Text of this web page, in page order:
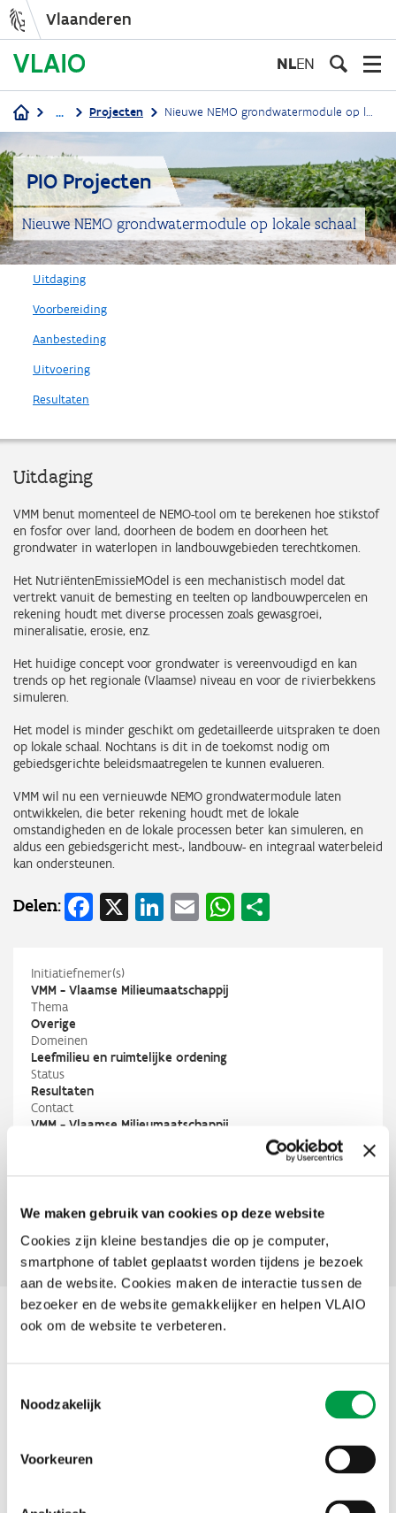
We maken gebruik van cookies op deze website
Cookies zijn kleine bestandjes die op je computer,
smartphone of tablet geplaatst worden tijdens je bezoek
aan de website. Cookies maken de interactie tussen de
bezoeker en de website gemakkelijker en helpen VLAIO
ook om de website te verbeteren.
Noodzakelijk
Voorkeuren
inhoud
Vlaanderen
NLEN
Kruimelpad
... Projecten Nieuwe NEMO grondwatermodule op lokale schaal
PIO Projecten
Nieuwe NEMO grondwatermodule op lokale schaal
Uitdaging
Voorbereiding
Aanbesteding
Uitvoering
Resultaten
Uitdaging
VMM benut momenteel de NEMO-tool om te berekenen hoe stikstof
en fosfor over land, doorheen de bodem en doorheen het
grondwater in waterlopen in landbouwgebieden terechtkomen.
Het NutriëntenEmissieMOdel is een mechanistisch model dat
vertrekt vanuit de bemesting en teelten op landbouwpercelen en
rekening houdt met diverse processen zoals gewasgroei,
mineralisatie, erosie, enz.
Het huidige concept voor grondwater is vereenvoudigd en kan
trends op het regionale (Vlaamse) niveau en voor de rivierbekkens
simuleren.
Het model is minder geschikt om gedetailleerde uitspraken te doen
op lokale schaal. Nochtans is dit in de toekomst nodig om
gebiedsgerichte beleidsmaatregelen te kunnen evalueren.
VMM wil nu een vernieuwde NEMO grondwatermodule laten
ontwikkelen, die beter rekening houdt met de lokale
omstandigheden en de lokale processen beter kan simuleren, en
aldus een gebiedsgericht mest-, landbouw- en integraal waterbeleid
kan ondersteunen.
Delen: Facebook
X LinkedIn
EmailWhatsApp
Initiatiefnemer(s)
VMM - Vlaamse Milieumaatschappij
Thema
Overige
Domeinen
Leefmilieu en ruimtelijke ordening
Status
Resultaten
Contact
VMM - Vlaamse Milieumaatschappij
An Schrijvers
an.schrijvers@vlaio.be
M
+32 486 35 43 99
Andere interessante projecten binnen